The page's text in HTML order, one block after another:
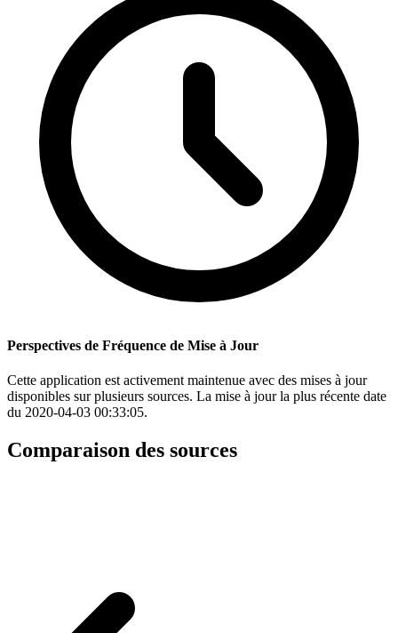
Perspectives de Fréquence de Mise à Jour
Cette application est activement maintenue avec des mises à jour
disponibles sur plusieurs sources. La mise à jour la plus récente date
du 2020-04-03 00:33:05.
Comparaison des sources